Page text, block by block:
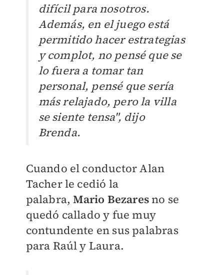
difícil para nosotros.
Además, en el juego está
permitido hacer estrategias
y complot, no pensé que se
lo fuera a tomar tan
personal, pensé que sería
más relajado, pero la villa
se siente tensa", dijo
Brenda.
Cuando el conductor Alan
Tacher le cedió la
palabra,Mario Bezaresno se
quedó callado y fue muy
contundente en sus palabras
para Raúl y Laura.